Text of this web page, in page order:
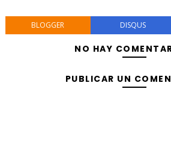
BLOGGER DISQUS
NO HAY
PUBLICAR UN